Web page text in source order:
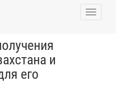
Toggle
и
его